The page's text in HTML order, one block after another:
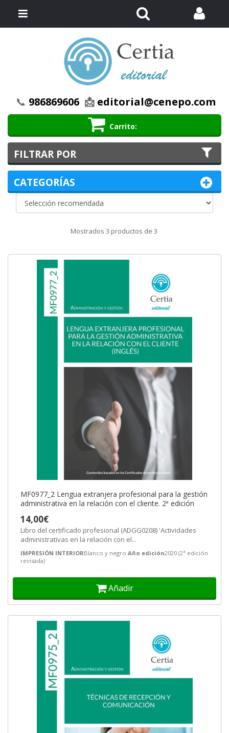
📞 986869606 📩 editorial@cenepo.com
Carrito
Menú
Mostrados 3 productos de 3
MF0977_2 Lengua extranjera profesional para la gestión
administrativa en la relación con el cliente. 2ª edición
14,00€
Libro del certificado profesional (ADGG0208) 'Actividades
administrativas en la relación con el...
IMPRESIÓN INTERIORBlanco y negro Año edición2020 (2ª edición
revisada)
Añadir
FILTRAR POR
CATEGORÍAS